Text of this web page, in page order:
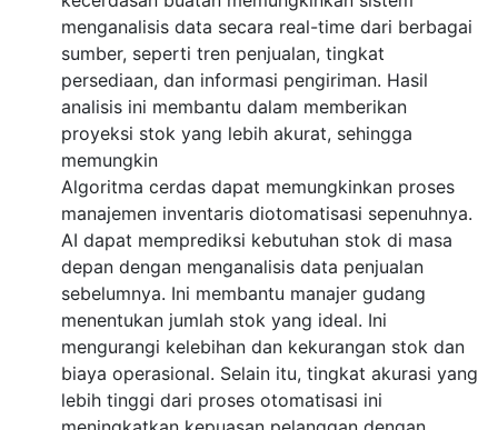
menganalisis data secara real-time dari berbagai
sumber, seperti tren penjualan, tingkat
persediaan, dan informasi pengiriman. Hasil
analisis ini membantu dalam memberikan
proyeksi stok yang lebih akurat, sehingga
memungkin
Algoritma cerdas dapat memungkinkan proses
manajemen inventaris diotomatisasi sepenuhnya.
AI dapat memprediksi kebutuhan stok di masa
depan dengan menganalisis data penjualan
sebelumnya. Ini membantu manajer gudang
menentukan jumlah stok yang ideal. Ini
mengurangi kelebihan dan kekurangan stok dan
biaya operasional. Selain itu, tingkat akurasi yang
lebih tinggi dari proses otomatisasi ini